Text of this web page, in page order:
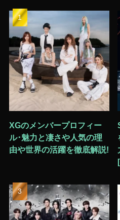
XGのメンバープロフィー
ル･魅力と凄さや人気の理
由や世界の活躍を徹底解説!